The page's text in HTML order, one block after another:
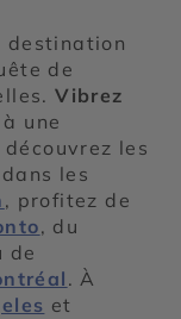
destination
de
Vibrez
une
découvrez les
les
, profitez de
, du
de
. À
et